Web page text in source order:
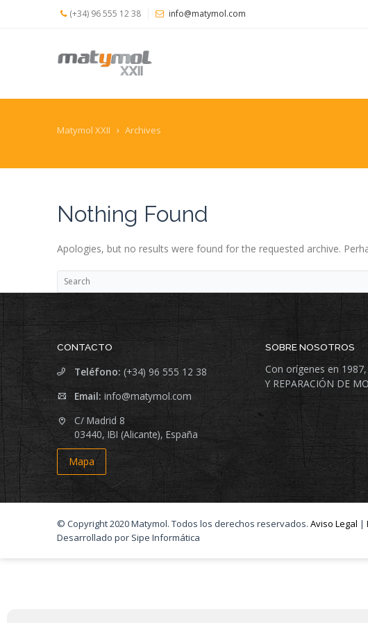
(+34) 96 555 12 38 info@matymol.com
Matymol XXII Archives
Nothing Found
Apologies, but no results were found for the requested archive.
CONTACTO
Teléfono: (+34) 96 555 12 38
Email: info@matymol.com
C/ Madrid 8
03440, IBI (Alicante), España
Mapa
SOBRE NOSOTROS
Con orígenes en
Y REPARACIÓN DE
© Copyright 2020 Matymol. Todos los derechos reservados. Aviso Legal |
Desarrollado por Sipe Informática
CONTACTO